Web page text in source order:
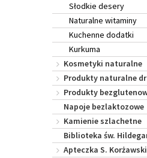
Słodkie desery
Naturalne witaminy
Kuchenne dodatki
Kurkuma
Kosmetyki naturalne
Produkty naturalne
Produkty
Napoje bezlaktozowe
Kamienie szlachetne
Biblioteka św.
Apteczka S.